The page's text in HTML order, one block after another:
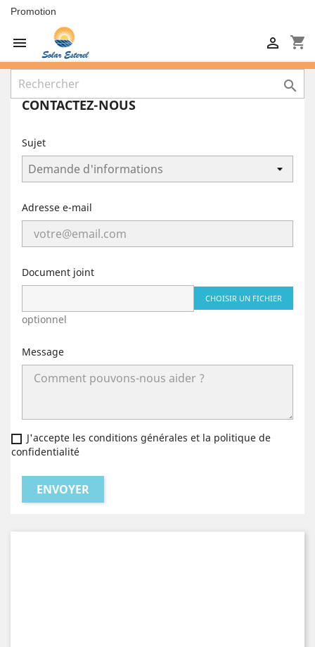
Promotion
 shopping_cart


CONTACTEZ-NOUS
Sujet
Adresse e-mail
Document joint
CHOISIR UN FICHIER
optionnel
Message
J'accepte les conditions générales et la politique de
confidentialité